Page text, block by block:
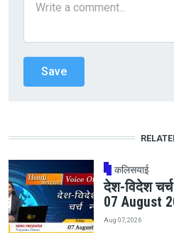
कलिसयाई
देश-विदेश
07 August
Aug 07, 2026